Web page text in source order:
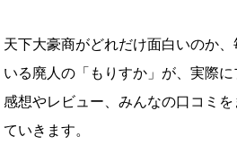
天下大豪商がどれだけ面白いのか
いる廃人の「もりすか」が、実際に
感想やレビュー、みんなの口コミ
ていきます。